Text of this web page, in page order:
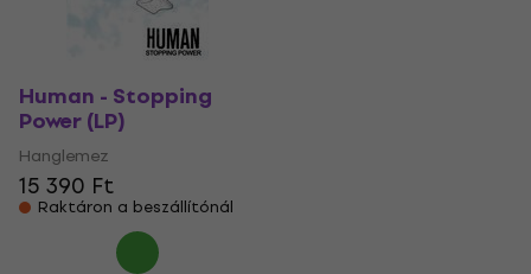
Human - Stopping
Power (LP)
Hanglemez
15 390 Ft
Raktáron a beszállítónál